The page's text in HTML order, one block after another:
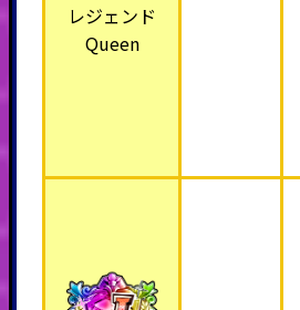
レジェンド
Queen